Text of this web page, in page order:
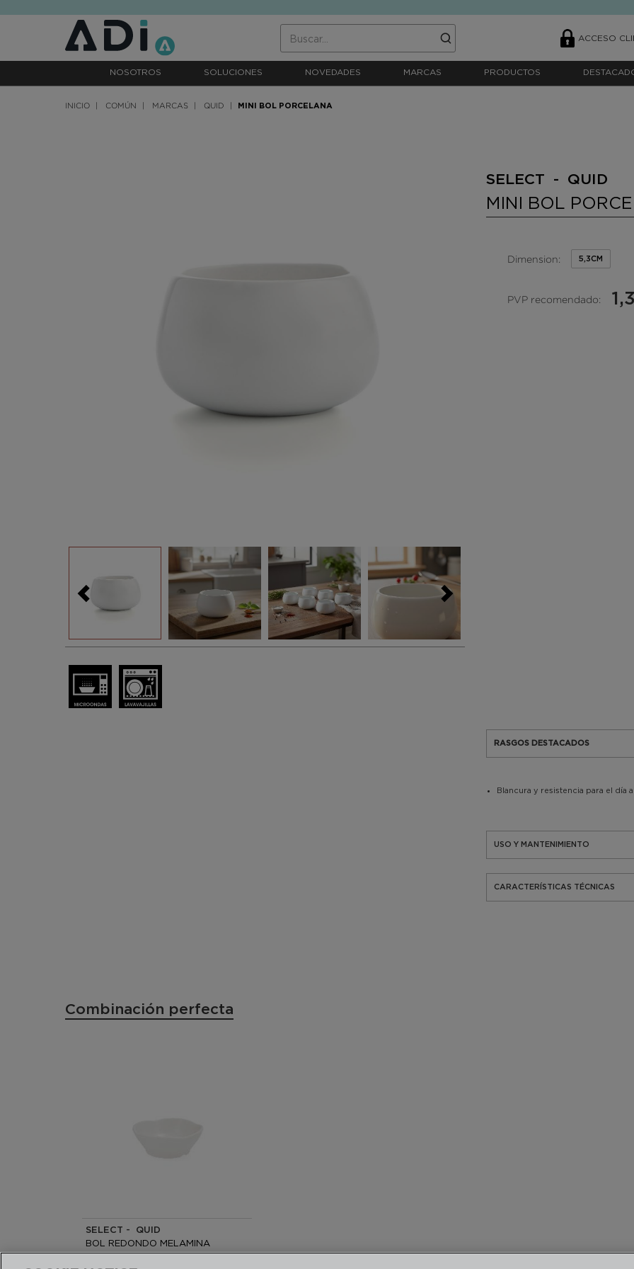
ACCESO
NOSOTROS SOLUCIONES NOVEDADES MARCAS PRODUCTOS
INICIO COMÚN MARCAS QUID MINI BOL PORCELANA
SELECT - QUID
MINI BOL
Dimension: 5,3CM
PVP recomendado:
RASGOS DESTACADOS
Blancura y resistencia para el día
USO Y MANTENIMIENTO
CARACTERÍSTICAS TÉCNICAS
Combinación perfecta
SELECT - QUID
BOL REDONDO MELAMINA
12,5x12,5x4,5CM